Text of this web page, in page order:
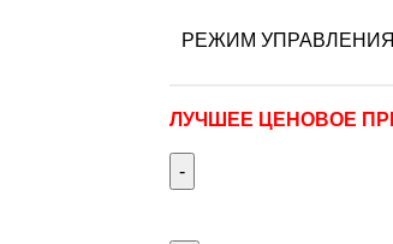
РЕЖИМ УПРАВЛЕНИЯ
ЛУЧШЕЕ ЦЕНОВОЕ